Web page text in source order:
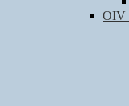
OIV